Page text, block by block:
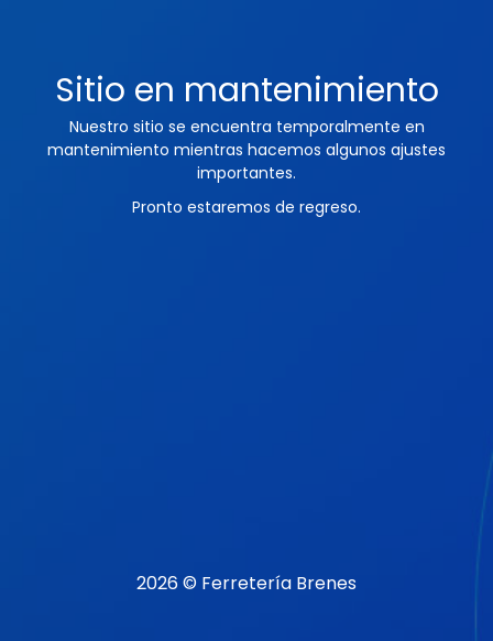
Sitio en mantenimiento
Nuestro sitio se encuentra temporalmente en
mantenimiento mientras hacemos algunos ajustes
importantes.
Pronto estaremos de regreso.
2026 © Ferretería Brenes